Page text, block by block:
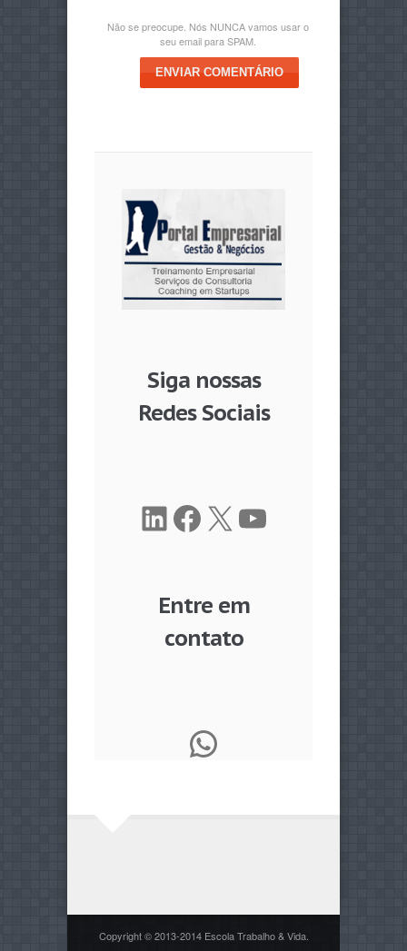
Não se preocupe. Nós NUNCA vamos usar o
seu email para SPAM.
ENVIAR COMENTÁRIO
Siga nossas
Redes Sociais
LinkedIn
Facebook
X Youtube
Entre em
contato
WhatsApp
Copyright © 2013-2014 Escola Trabalho & Vida.